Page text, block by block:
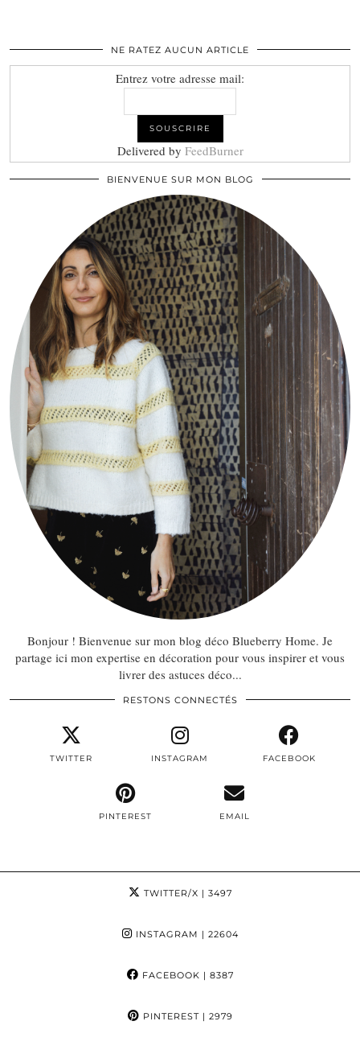
NE RATEZ AUCUN ARTICLE
Entrez votre adresse mail:
Delivered by FeedBurner
BIENVENUE SUR MON BLOG
Bonjour ! Bienvenue sur mon blog déco Blueberry Home. Je
partage ici mon expertise en décoration pour vous inspirer et vous
livrer des astuces déco...
RESTONS CONNECTÉS
TWITTER INSTAGRAM FACEBOOK
PINTEREST EMAIL
TWITTER/X | 3497
INSTAGRAM | 22604
FACEBOOK | 8387
PINTEREST| 2979